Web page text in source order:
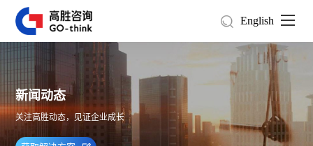
English
新闻动态
关注高胜动态，见证企业成长